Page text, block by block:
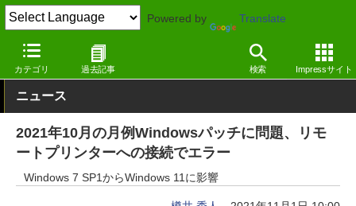
Powered by Translate
カテゴリ 過去記事 検索 Impressサイト
窓の杜 システム・ファイル Windows
ニュース
2021年10月の月例Windowsパッチに問題、リモ
ートプリンターへの接続でエラー
Windows 7 SP1からWindows 11に影響